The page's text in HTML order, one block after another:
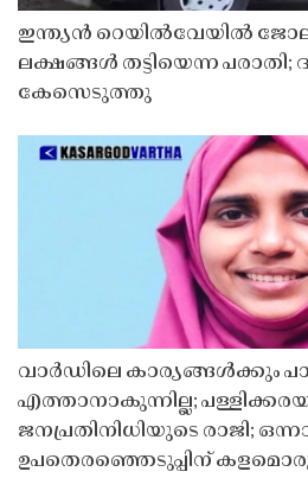
ഇന്ത്യൻ റെയിൽവേയിൽ ജോലി
ലക്ഷങ്ങൾ തട്ടിയെന്ന
കേസെടുത്തു
വാർഡിലെ കാര്യങ്ങൾക്കും
എത്താനാകുന്നില്ല;
ജനപ്രതിനിധിയുടെ രാജി;
ഉപതെരഞ്ഞെടുപ്പിന്